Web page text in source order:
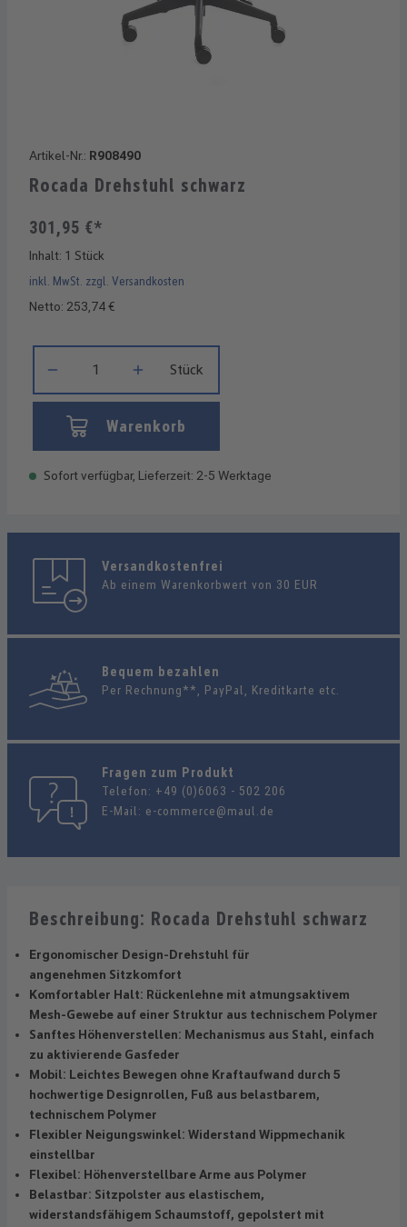
Artikel-Nr.: R908490
Rocada Drehstuhl schwarz
301,95 €*
Inhalt: 1 Stück
inkl. MwSt. zzgl. Versandkosten
Netto: 253,74 €
Stück
Warenkorb
Sofort verfügbar, Lieferzeit: 2-5 Werktage
Versandkostenfrei
Ab einem Warenkorbwert von 30 EUR
Bequem bezahlen
Per Rechnung**, PayPal, Kreditkarte etc.
Fragen zum Produkt
Telefon: +49 (0)6063 - 502 206
E-Mail: e-commerce@maul.de
Beschreibung: Rocada Drehstuhl schwarz
Ergonomischer Design-Drehstuhl für
angenehmen Sitzkomfort
Komfortabler Halt: Rückenlehne mit atmungsaktivem
Mesh-Gewebe auf einer Struktur aus technischem Polymer
Sanftes Höhenverstellen: Mechanismus aus Stahl, einfach
zu aktivierende Gasfeder
Mobil: Leichtes Bewegen ohne Kraftaufwand durch 5
hochwertige Designrollen, Fuß aus belastbarem,
technischem Polymer
Flexibler Neigungswinkel: Widerstand Wippmechanik
einstellbar
Flexibel: Höhenverstellbare Arme aus Polymer
Belastbar: Sitzpolster aus elastischem,
widerstandsfähigem Schaumstoff, gepolstert mit